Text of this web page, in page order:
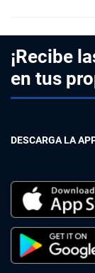
¡Recibe
en tus
DESCARGA LA